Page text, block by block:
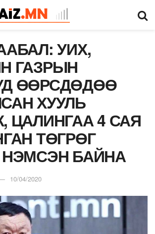
УИХ,
ГАЗРЫН
ӨӨРСДӨДӨӨ
ХУУЛЬ
ЦАЛИНГАА 4 САЯ
ТӨГРӨГ
НЭМСЭН БАЙНА
10/04/2020